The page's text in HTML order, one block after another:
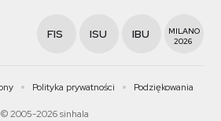
FIS ISU IBU
MILANO
2026
© 2005-2026 sinhala
Polityka prywatności Podziękowania